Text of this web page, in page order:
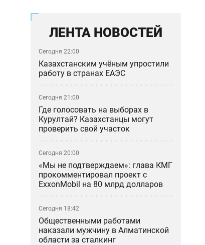
ЛЕНТА НОВОСТЕЙ
Сегодня 22:00
Казахстанским учёным упростили
работу в странах ЕАЭС
Сегодня 21:00
Где голосовать на выборах в
Курултай? Казахстанцы могут
проверить свой участок
Сегодня 20:00
«Мы не подтверждаем»: глава КМГ
прокомментировал проект с
ExxonMobil на 80 млрд долларов
Сегодня 18:42
Общественными работами
наказали мужчину в Алматинской
области за сталкинг